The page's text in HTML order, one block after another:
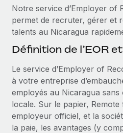
SERVICES
Demandez aux experts
l’international et la
Contrôles d’antécédents
Simplifiez vos processus de
candidats
Devenir partenaire
Explorez avec nous vos
Remote Build
Bientôt
l’IA
ÉTUDES DE CAS
Salle de presse
Données sur les salaires et
Centre de ressources
Obtenir de l’aide
Voir toutes les ressources
BLOG
Notre service d’Employer of
permet de recruter, gérer et
talents au Nicaragua
Définition de l’EOR
Le service d’Employer of
à votre entreprise
employés au Nicaragua sans
locale. Sur le papier, Remote
employeur officiel, et la
la paie, les avantages (y